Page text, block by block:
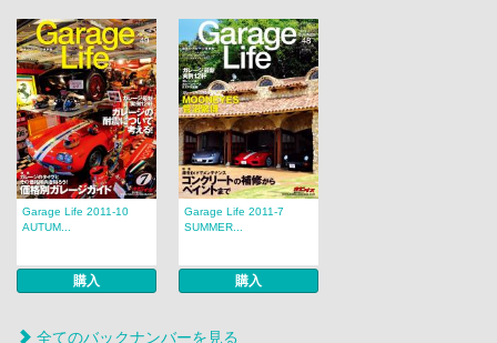
Garage Life 2011-10
AUTUM...
購入
Garage Life 2011-7
SUMMER...
購入
全てのバックナンバーを見る